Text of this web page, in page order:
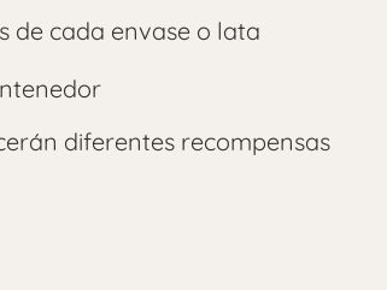
de cada envase o lata
diferentes recompensas